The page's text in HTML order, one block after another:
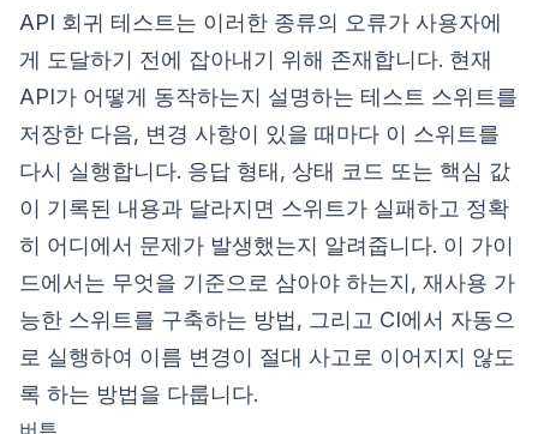
API 회귀 테스트는 이러한 종류의 오류가 사용자에
게 도달하기 전에 잡아내기 위해 존재합니다. 현재
API가 어떻게 동작하는지 설명하는 테스트 스위트를
저장한 다음, 변경 사항이 있을 때마다 이 스위트를
다시 실행합니다. 응답 형태, 상태 코드 또는 핵심 값
이 기록된 내용과 달라지면 스위트가 실패하고 정확
히 어디에서 문제가 발생했는지 알려줍니다. 이 가이
드에서는 무엇을 기준으로 삼아야 하는지, 재사용 가
능한 스위트를 구축하는 방법, 그리고 CI에서 자동으
로 실행하여 이름 변경이 절대 사고로 이어지지 않도
록 하는 방법을 다룹니다.
버튼